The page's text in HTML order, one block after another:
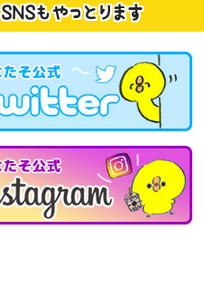
SNSもやっとります